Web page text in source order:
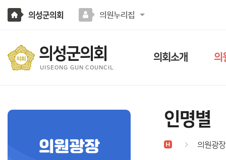
의성군의회
의원누리집
의성군의회
UISEONG GUN COUNCIL
의회소개 의
의원광장
인명별
의원광장